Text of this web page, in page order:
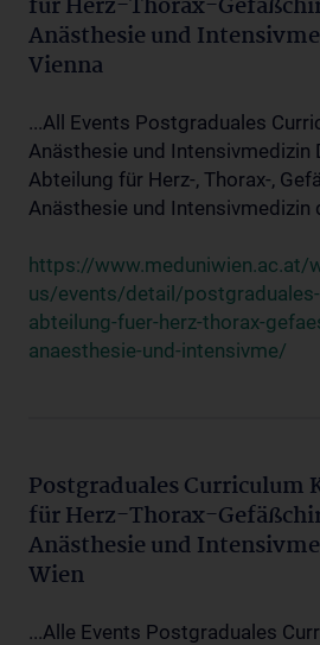
für Herz-Thorax-
Anästhesie und
Vienna
...All Events Postgraduales
Anästhesie und Intensivmedizin
Abteilung für Herz-, Thorax-,
Anästhesie und Intensivmedizin
https://www.meduniwien.ac.at/
us/events/detail/
abteilung-fuer-herz-thorax-
anaesthesie-und-intensivme/
Postgraduales Curriculum
für Herz-Thorax-
Anästhesie und
Wien
...Alle Events Postgraduales